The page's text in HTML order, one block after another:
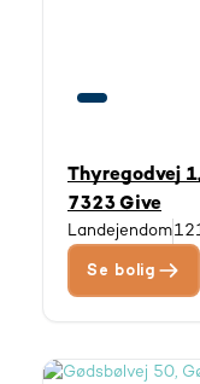
Thyregodvej
7323 Give
Landejendom
Se bolig